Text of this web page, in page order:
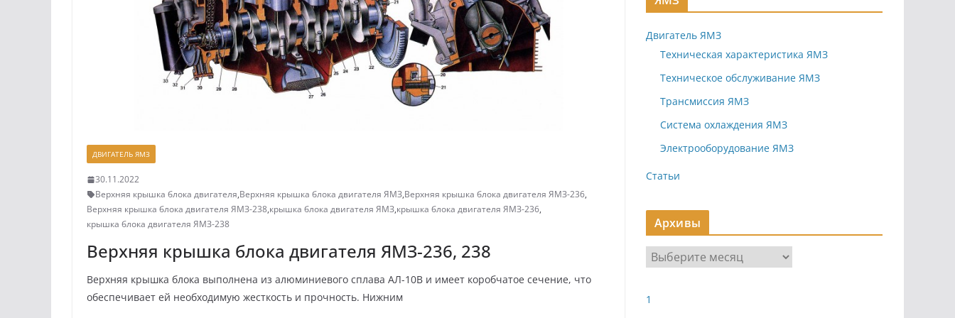
ДВИГАТЕЛЬ ЯМЗ
30.11.2022
Верхняя крышка блока двигателя,Верхняя крышка блока двигателя ЯМЗ,Верхняя крышка блока двигателя ЯМЗ-236,
Верхняя крышка блока двигателя ЯМЗ-238,крышка блока двигателя ЯМЗ,крышка блока двигателя ЯМЗ-236,
крышка блока двигателя ЯМЗ-238
Верхняя крышка блока двигателя ЯМЗ-236, 238
Верхняя крышка блока выполнена из алюминиевого сплава АЛ-10В и имеет коробчатое сечение, что
обеспечивает ей необхо­димую жесткость и прочность. Нижним
Двигатель ЯМЗ
Техническая характеристика ЯМЗ
Техническое обслуживание ЯМЗ
Трансмиссия ЯМЗ
Система охлаждения ЯМЗ
Электрооборудование ЯМЗ
Статьи
Архивы
р
и
1